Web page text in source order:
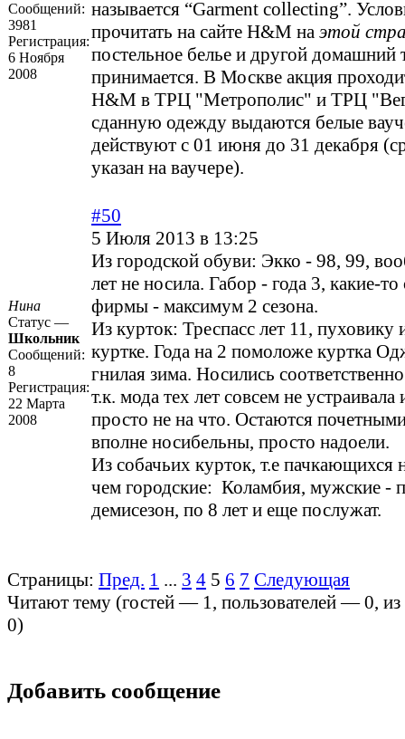
Сообщений:
3981
Регистрация:
6 Ноября
2008
называется “Garment collecting”.
прочитать на сайте H&M на этой
постельное белье и другой домашний
принимается. В Москве акция
H&M в ТРЦ "Метрополис" и ТРЦ
сданную одежду выдаются белые
действуют с 01 июня до 31 декабря
указан на ваучере).
Нина
Статус —
Школьник
Сообщений:
8
Регистрация:
22 Марта
2008
#50
5 Июля 2013 в 13:25
Из городской обуви: Экко - 98, 99,
лет не носила. Габор - года 3, какие-
фирмы - максимум 2 сезона.
Из курток: Треспасс лет 11, пуховику
куртке. Года на 2 помоложе куртка
гнилая зима. Носились
т.к. мода тех лет совсем не
просто не на что. Остаются
вполне носибельны, просто надоели.
Из собачьих курток, т.е пачкающихся
чем городские: Коламбия, мужские -
демисезон, по 8 лет и еще послужат.
Страницы: Пред. 1 ... 3 4 5 6 7 Следующая
Читают тему (гостей — 1, пользователей —0,
0)
Добавить сообщение